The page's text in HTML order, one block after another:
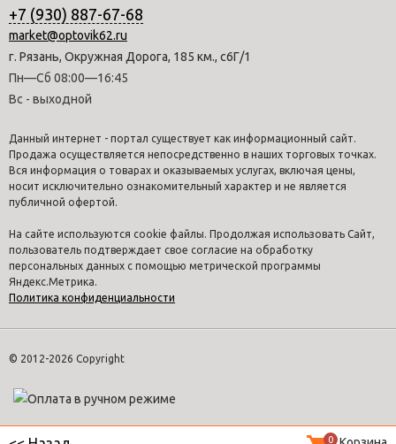
+7 (930) 887-67-68
market@optovik62.ru
г. Рязань, Окружная Дорога, 185 км., с6Г/1
Пн—Сб 08:00—16:45
Вс - выходной
Данный интернет - портал существует как информационный сайт.
Продажа осуществляется непосредственно в наших торговых точках.
Вся информация о товарах и оказываемых услугах, включая цены,
носит исключительно ознакомительный характер и не является
публичной офертой.
На сайте используются cookie файлы. Продолжая использовать Сайт,
пользователь подтверждает свое согласие на обработку
персональных данных с помощью метрической программы
Яндекс.Метрика.
Политика конфиденциальности
© 2012-2026 Copyright
0